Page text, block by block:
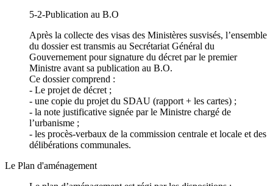
5-2-Publication au B.O
Après la collecte des visas des Ministères susvisés, l’ensemble
du dossier est transmis au Secrétariat Général du
Gouvernement pour signature du décret par le premier
Ministre avant sa publication au B.O.
Ce dossier comprend :
- Le projet de décret ;
- une copie du projet du SDAU (rapport + les cartes) ;
- la note justificative signée par le Ministre chargé de
l’urbanisme ;
- les procès-verbaux de la commission centrale et locale et des
délibérations communales.
Le Plan d'aménagement